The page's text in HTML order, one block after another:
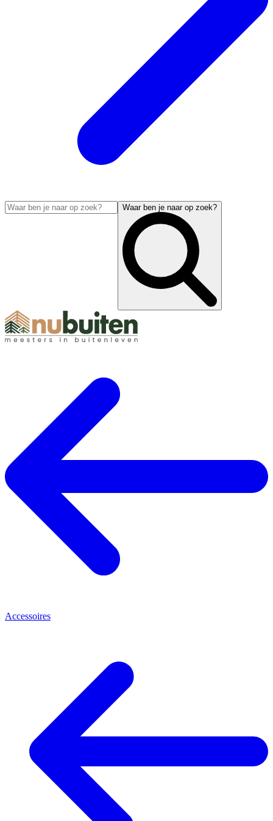
Waar ben je naar op zoek?
Accessoires